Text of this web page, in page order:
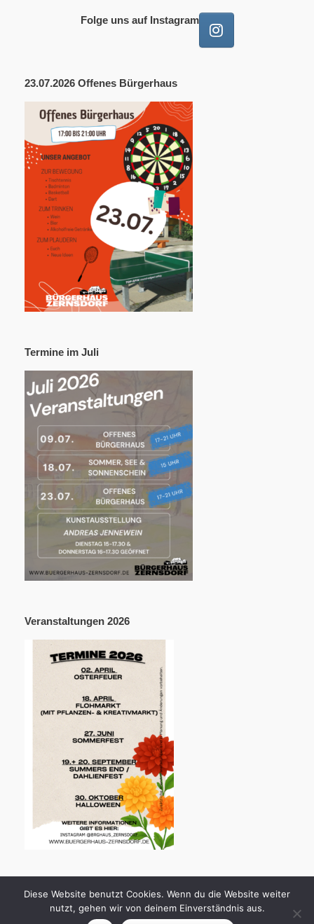
Folge uns auf Instagram
23.07.2026 Offenes Bürgerhaus
Termine im Juli
Veranstaltungen 2026
Diese Website benutzt Cookies. Wenn du die Website weiter
nutzt, gehen wir von deinem Einverständnis aus.